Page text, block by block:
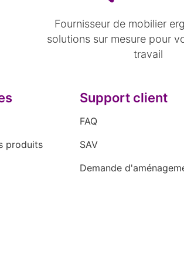
Fournisseur de mobilier
solutions sur mesure pour
travail
produits
Support client
FAQ
SAV
Demande